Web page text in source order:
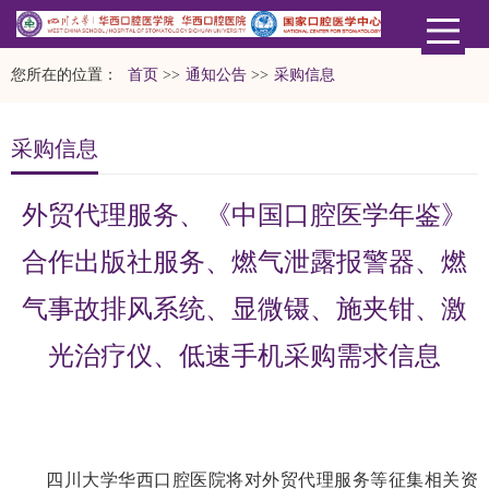
您所在的位置： 首页 >> 通知公告 >> 采购信息
采购信息
外贸代理服务、《中国口腔医学年鉴》
合作出版社服务、燃气泄露报警器、燃
气事故排风系统、显微镊、施夹钳、激
光治疗仪、低速手机采购需求信息
四川大学华西口腔医院将对外贸代理服务等征集相关资